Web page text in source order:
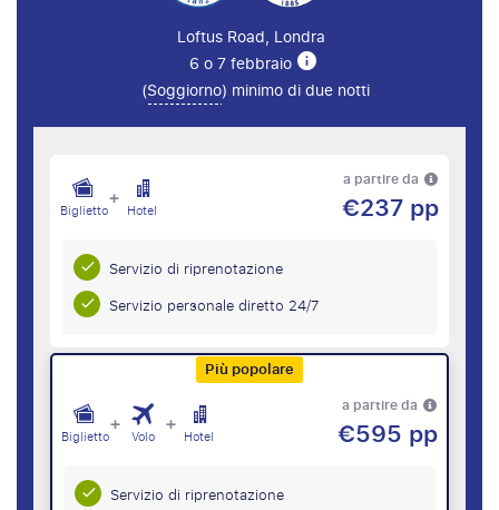
Loftus Road, Londra
6 o 7 febbraio
(Soggiorno) minimo di due notti
Biglietto+ Hotel
a partire da
€237 pp
Servizio di riprenotazione
Servizio personale diretto 24/7
Più popolare
Biglietto+ Volo + Hotel
a partire da
€595 pp
Servizio di riprenotazione